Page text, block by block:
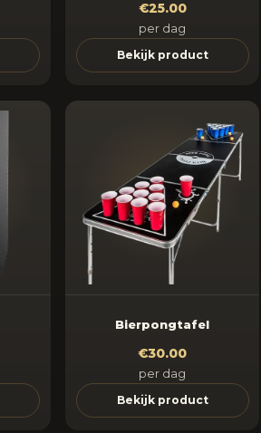
€25.00
per dag
Bekijk product
Bierpongtafel
€30.00
per dag
Bekijk product